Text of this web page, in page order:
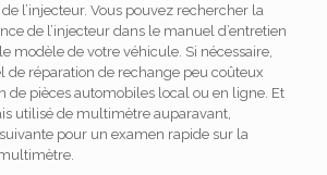
l’injecteur. Vous pouvez rechercher la
de l’injecteur dans le manuel d’entretien
modèle de votre véhicule. Si nécessaire,
de réparation de rechange peu coûteux
de pièces automobiles local ou en ligne. Et
utilisé de multimètre auparavant,
pour un examen rapide sur la